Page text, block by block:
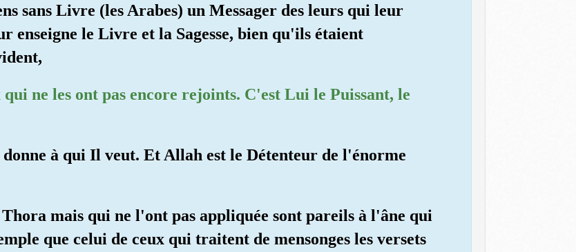
sans Livre (les Arabes) un Messager des leurs qui leur
enseigne le Livre et la Sagesse, bien qu'ils étaient
ne les ont pas encore rejoints. C'est Lui le Puissant, le
à qui Il veut. Et Allah est le Détenteur de l'énorme
mais qui ne l'ont pas appliquée sont pareils à l'âne qui
que celui de ceux qui traitent de mensonges les versets